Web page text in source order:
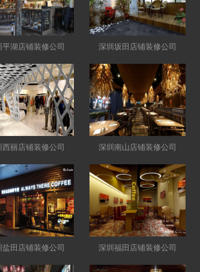
平湖店铺装修公司 深圳坂田店铺装修公司
西丽店铺装修公司 深圳南山店铺装修公司
盐田店铺装修公司 深圳福田店铺装修公司